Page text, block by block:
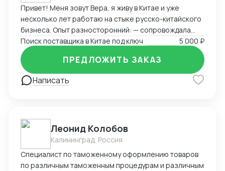
Привет! Меня зовут Вера, я живу в Китае и уже
несколько лет работаю на стыке русско-китайского
бизнеса. Опыт разносторонний: — сопровождала
туристов и бизнес-группы, — работала байером
(поиск товаров, переговоры, логистика), — помогала
с закупками, документами и отправками, —
преподавала китайский и русский, — занималась
продажами на Wildberries, — вела китайский блог.
понимаю реалии обеих стран. Я организованная,
быстро вникаю в задачу и умею работать с людьми.
Буду рада сотрудничеству!
Поиск поставщика в Китае под ключ 5 000 ₽
Написать
ПРЕДЛОЖИТЬ ЗАКАЗ
Леонид Колобов
Калининград, Россия
Специалист по таможенному оформлению товаров
по различным таможенным процедурам и различным